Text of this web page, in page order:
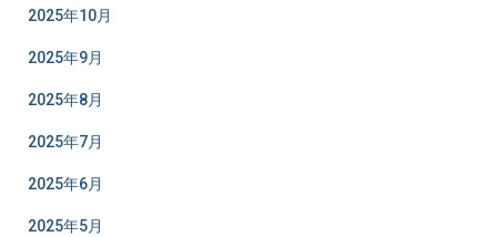
2025年10月
2025年9月
2025年8月
2025年7月
2025年6月
2025年5月